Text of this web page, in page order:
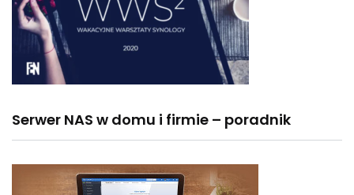
Serwer NAS w domu i firmie – poradnik